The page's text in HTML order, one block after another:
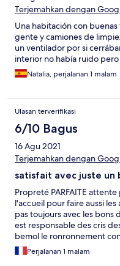
Terjemahkan dengan
Una habitación con
gente y camiones de
un ventilador por si
interior no había ruido
Natalia, perjalanan 1 malam
Ulasan terverifikasi
6/10 Bagus
16 Agu 2021
Terjemahkan dengan
satisfait avec juste un
Propreté PARFAITE
l'accueil pour faire aussi
pas toujours avec les
est responsable des cris
bemol le ronronnement
machine ... mais malgré
seule nuit tout va bien.
Perjalanan 1 malam